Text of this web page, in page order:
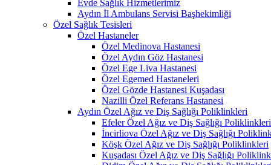
Evde Sağlık Hizmetlerimiz
Aydın İl Ambulans Servisi Başhekimliği
Özel Sağlık Tesisleri
Özel Hastaneler
Özel Medinova Hastanesi
Özel Aydın Göz Hastanesi
Özel Ege Liva Hastanesi
Özel Egemed Hastaneleri
Özel Gözde Hastanesi Kuşadası
Nazilli Özel Referans Hastanesi
Aydın Özel Ağız ve Diş Sağlığı Poliklinkleri
Efeler Özel Ağız ve Diş Sağlığı Poliklinkleri
İncirliova Özel Ağız ve Diş Sağlığı
Köşk Özel Ağız ve Diş Sağlığı Poliklinkleri
Kuşadası Özel Ağız ve Diş Sağlığı